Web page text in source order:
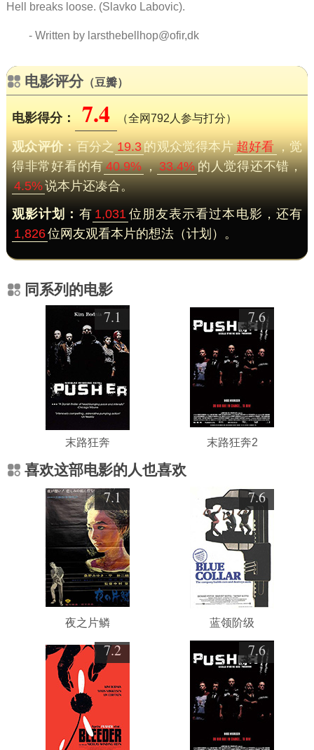
Hell breaks loose. (Slavko Labovic).
- Written by larsthebellhop@ofir,dk
电影评分（豆瓣）
电影得分： 7.4 （全网792人参与打分）
观众评价：百分之19.3的观众觉得本片超好看，觉
得非常好看的有40.9%，33.4%的人觉得还不错，
4.5%说本片还凑合。
观影计划： 有 1,031 位朋友表示看过本电影，还有
1,826位网友观看本片的想法（计划）。
同系列的电影
7.1
末路狂奔
7.6
末路狂奔2
喜欢这部电影的人也喜欢
7.1
夜之片鳞
7.6
蓝领阶级
7.2 7.6